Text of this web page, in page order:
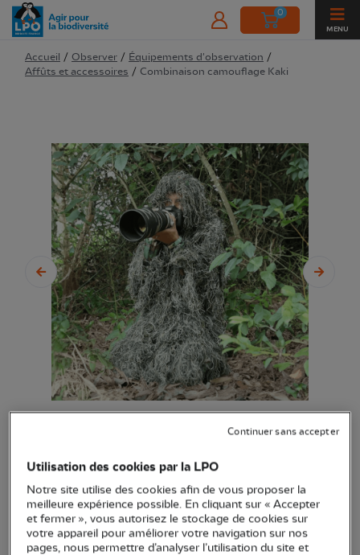
0
MENU
Accueil / Observer / Équipements d'observation /
Affûts et accessoires / Combinaison camouflage Kaki
Combinaison camouflage Kaki
53,00 €
Parka multi-tailles matière Ghillie avec capuche incorporée,
parfait pour se fondre dans le paysage lors de vos
observations.Voir plus
Utilisation des cookies par la LPO
Notre site utilise des cookies afin de vous proposer la
meilleure expérience possible. En cliquant sur « Accepter
et fermer », vous autorisez le stockage de cookies sur
votre appareil pour améliorer votre navigation sur nos
pages, nous permettre d’analyser l’utilisation du site et
Continuer sans accepter